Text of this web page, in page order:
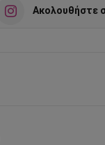
Ακολουθήστε